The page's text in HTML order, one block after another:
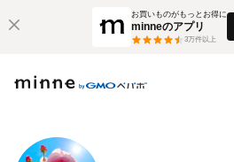
お買いものがもっとお得に
minneのアプリ
3万件以上